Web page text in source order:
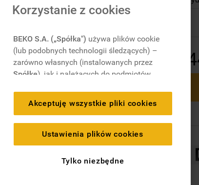
Korzystanie z cookies
BEKO S.A. („Spółka") używa plików cookie
(lub podobnych technologii śledzących) –
zarówno własnych (instalowanych przez
Spółkę), jak i należących do podmiotów
funkcjonowania strony, poprawę komfortu
oraz personalizację przeglądania
techniczne pliki cookie), cele statystyczne
i rozróżnianie użytkowników (analityczne
), a także wyświetlanie reklam
dostosowanych do zainteresowań
Akceptuję wszystkie pliki cookies
Ustawienia plików cookies
Tylko niezbędne